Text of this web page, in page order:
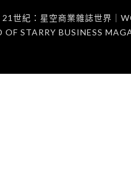
世紀：星空商業雜誌世界
STARRY BUSINESS